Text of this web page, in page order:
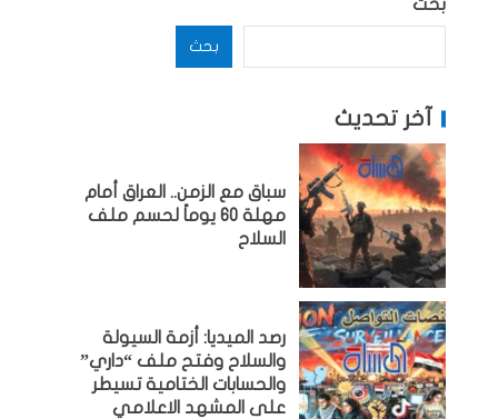
بحث
بحث
آخر تحديث
سباق مع الزمن.. العراق أمام
مهلة 60 يوماً لحسم ملف
السلاح
رصد الميديا: أزمة السيولة
والسلاح وفتح ملف “داري”
والحسابات الختامية تسيطر
على المشهد الاعلامي